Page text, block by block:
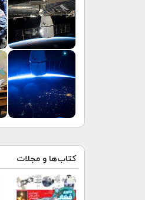
کتاب‌ها و مجلات